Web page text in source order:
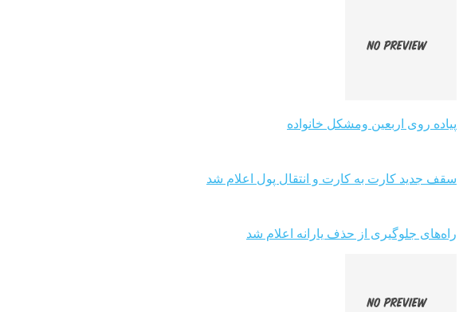
پیاده روی اربعین ومشکل خانواده
سقف جدید کارت به کارت و انتقال پول اعلام شد
راه‌های جلوگیری از حذف یارانه اعلام شد